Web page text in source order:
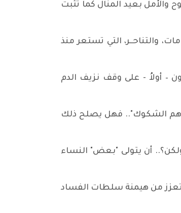
والأمل بعيد المنال كما تثبت
والتناحــر، التي تستعر منذ
– أولاُ - على وقف نزيف الدم
فتملأهم الشكوك".. فهل يصلح ذلك
ولكن؟.. أن يتولى "بعض" النساء
وتعزز من هيمنة سلطات الفساد